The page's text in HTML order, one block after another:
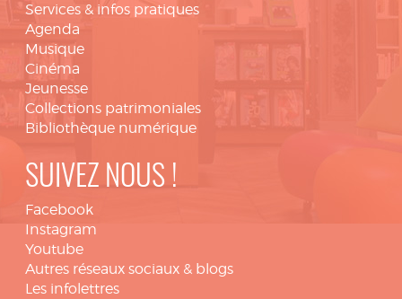
Services & infos pratiques
Agenda
Musique
Cinéma
Jeunesse
Collections patrimoniales
Bibliothèque numérique
SUIVEZ NOUS !
Facebook
Instagram
Youtube
Autres réseaux sociaux & blogs
Les infolettres